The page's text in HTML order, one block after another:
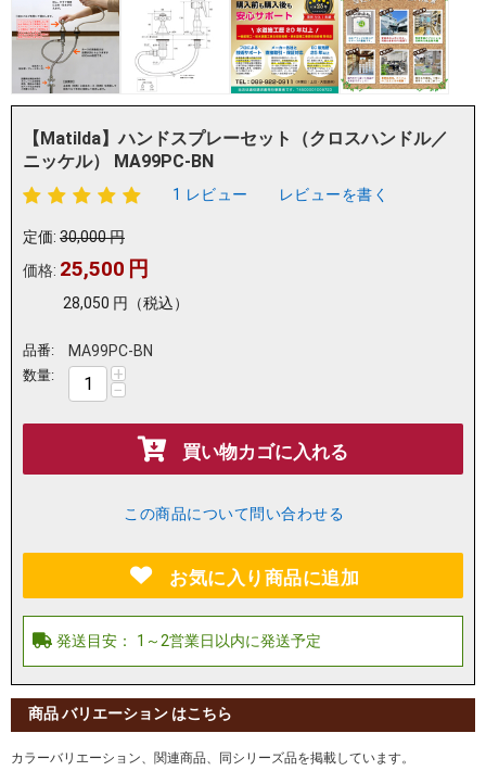
【Matilda】ハンドスプレーセット（クロスハンドル／
ニッケル） MA99PC-BN
1 レビュー レビューを書く
定価: 30,000円
価格: 25,500 円
28,050 円 （税込）
品番: MA99PC-BN
数量: +
−
買い物カゴに入れる
この商品について問い合わせる
お気に入り商品に追加
商品 バリエーション はこちら
カラーバリエーション、関連商品、同シリーズ品を掲載しています。